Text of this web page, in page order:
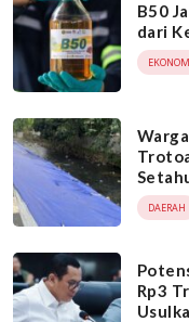
B50
dari
DAERAH
Rp3